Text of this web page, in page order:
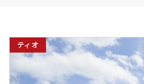
ティオ